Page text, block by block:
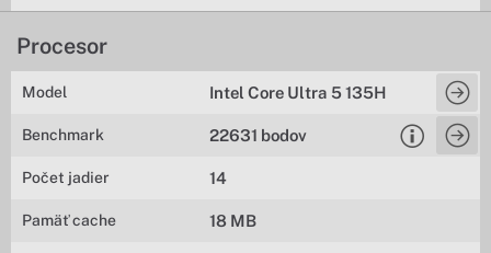
Procesor
Model Intel Core Ultra 5 135H
Benchmark 22631 bodov
Počet jadier 14
Pamäť cache 18 MB